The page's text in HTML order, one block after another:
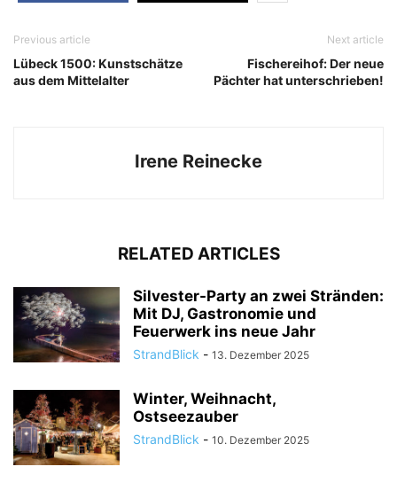
Previous article
Lübeck 1500: Kunstschätze
aus dem Mittelalter
Next article
Fischereihof: Der neue
Pächter hat unterschrieben!
Irene Reinecke
RELATED ARTICLES
Silvester-Party an zwei Stränden:
Mit DJ, Gastronomie und
Feuerwerk ins neue Jahr
StrandBlick - 13. Dezember 2025
Winter, Weihnacht,
Ostseezauber
StrandBlick - 10. Dezember 2025